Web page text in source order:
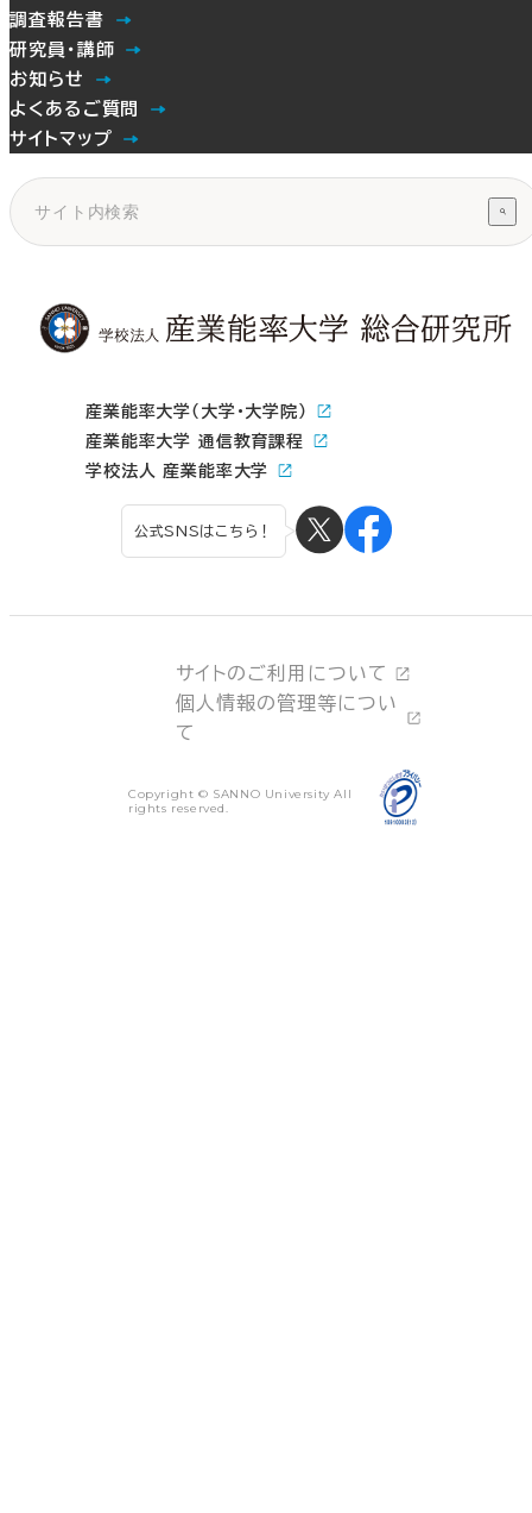
調査報告書
研究員・講師
お知らせ
よくあるご質問
サイトマップ
産業能率大学（大学・大学院）
産業能率大学 通信教育課程
学校法人 産業能率大学
公式SNSはこちら！
サイトのご利用について
個人情報の管理等につい
て
Copyright © SANNO University All
rights reserved.